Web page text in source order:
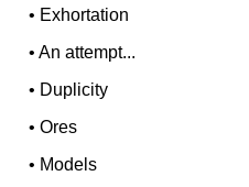
• Exhortation
•An attempt...
• Duplicity
•Ores
• Models